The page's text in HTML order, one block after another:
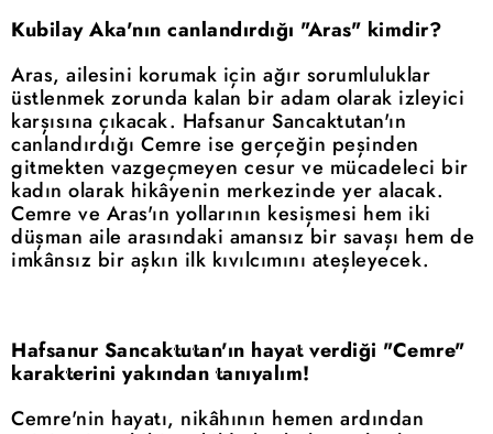
Kubilay Aka'nın canlandırdığı "Aras" kimdir?
Aras, ailesini korumak için ağır sorumluluklar
üstlenmek zorunda kalan bir adam olarak izleyici
karşısına çıkacak. Hafsanur Sancaktutan'ın
canlandırdığı Cemre ise gerçeğin peşinden
gitmekten vazgeçmeyen cesur ve mücadeleci bir
kadın olarak hikâyenin merkezinde yer alacak.
Cemre ve Aras'ın yollarının kesişmesi hem iki
düşman aile arasındaki amansız bir savaşı hem de
imkânsız bir aşkın ilk kıvılcımını ateşleyecek.
Hafsanur Sancaktutan'ın hayat verdiği "Cemre"
karakterini yakından tanıyalım!
Cemre'nin hayatı, nikâhının hemen ardından